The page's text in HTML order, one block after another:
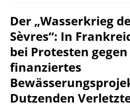
Der „Wasserkrieg
Sèvres“: In
bei Protesten
finanziertes
Dutzenden